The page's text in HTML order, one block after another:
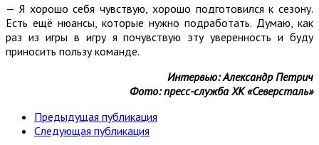
— Я хорошо себя чувствую, хорошо подготовился к сезону.
Есть ещё нюансы, которые нужно подработать. Думаю, как
раз из игры в игру я почувствую эту уверенность и буду
приносить пользу команде.
Интервью: Александр Петрич
Фото: пресс-служба ХК «Северсталь»
Предыдущая публикация
Следующая публикация